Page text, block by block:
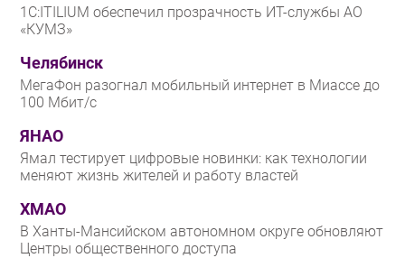
1С:ITILIUM обеспечил прозрачность ИТ-службы АО
«КУМЗ»
Челябинск
МегаФон разогнал мобильный интернет в Миассе до
100 Мбит/с
ЯНАО
Ямал тестирует цифровые новинки: как технологии
меняют жизнь жителей и работу властей
ХМАО
В Ханты-Мансийском автономном округе обновляют
Центры общественного доступа